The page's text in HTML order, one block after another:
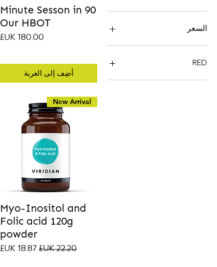
السعر
RED
90 Minute Sesson in
Our HBOT
السعر
أضِف إلى العربة
New Arrival
Myo-Inositol and
Folic acid 120g
powder
سعر عادي‏22.20 UK£ سعر البيع